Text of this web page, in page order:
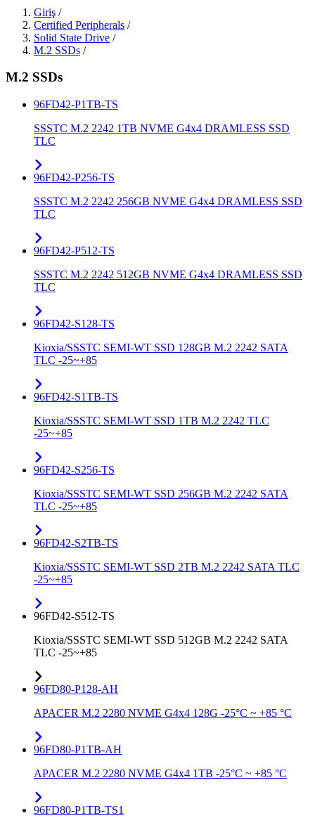
Giriş /
Certified Peripherals /
Solid State Drive /
M.2 SSDs /
M.2 SSDs
96FD42-P1TB-TS
SSSTC M.2 2242 1TB NVME G4x4 DRAMLESS SSD
TLC
96FD42-P256-TS
SSSTC M.2 2242 256GB NVME G4x4 DRAMLESS SSD
TLC
96FD42-P512-TS
SSSTC M.2 2242 512GB NVME G4x4 DRAMLESS SSD
TLC
96FD42-S128-TS
Kioxia/SSSTC SEMI-WT SSD 128GB M.2 2242 SATA
TLC -25~+85
96FD42-S1TB-TS
Kioxia/SSSTC SEMI-WT SSD 1TB M.2 2242 TLC
-25~+85
96FD42-S256-TS
Kioxia/SSSTC SEMI-WT SSD 256GB M.2 2242 SATA
TLC -25~+85
96FD42-S2TB-TS
Kioxia/SSSTC SEMI-WT SSD 2TB M.2 2242 SATA TLC
-25~+85
96FD42-S512-TS
Kioxia/SSSTC SEMI-WT SSD 512GB M.2 2242 SATA
TLC -25~+85
96FD80-P128-AH
APACER M.2 2280 NVME G4x4 128G -25°C ~ +85 °C
96FD80-P1TB-AH
APACER M.2 2280 NVME G4x4 1TB -25°C ~ +85 °C
96FD80-P1TB-TS1